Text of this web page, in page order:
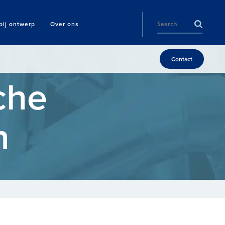
ontwerp Over ons
Contact